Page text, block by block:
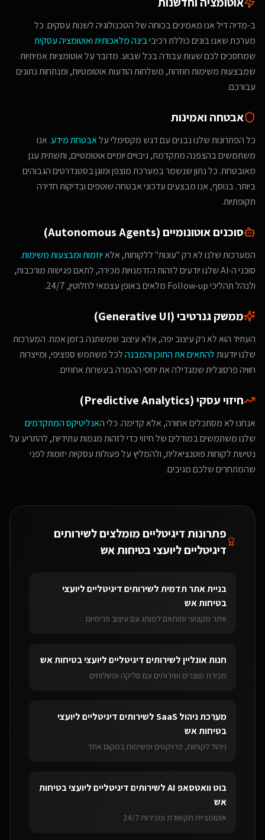
ב-מדיה דיל אנו מאמינים בכוחה של הטכנולוגיה לשנות עסקים. כל
מערכת שאנו בונים כוללת רכיביבינה מלאכותיתואוטומציה עסקית
שמחסכים לכם שעות עבודה בכל שבוע. מדובר על אוטומציות אמיתיות
שמבצעות משימות חוזרות, משלחות הודעות אוטומטיות, ומנתחות נתונים
עבורכם.
אבטחה ואמינות
כל הפתרונות שלנו נבנים עם דגש מקסימלי עלאבטחת מידע. אנו
משתמשים בהצפנה מתקדמת, גיבויים יומיים אוטומטיים, ותשתית ענן
מאובטחת. כל נתון שנשמר במערכת מוצפן ומוגן בסטנדרטים הגבוהים
ביותר. בנוסף, אנו מבצעים עדכוני אבטחה שוטפים ובדיקות חדירה
תקופתיות.
סוכנים אוטונומיים (Autonomous Agents)
המערכות שלנו לא רק "עונות" ללקוחות, אלאיוזמות ומבצעות משימות.
סוכני ה-AI שלנו יודעים לזהות הזדמנויות מכירה, לתאם פגישות מורכבות,
ולנהל תהליכי Follow-up מלאים באופן עצמאי לחלוטין, 24/7.
ממשק גנרטיבי (Generative UI)
העתיד הוא לא רק עיצוב יפה, אלא עיצוב שמשתנה בזמן אמת. המערכות
שלנו יודעותלהתאים את התוכן והמבנהלכל משתמש ספציפי, ומייצרות
חוויה פרסונלית שמגדילה את יחסי ההמרה בעשרות אחוזים.
חיזוי עסקי (Predictive Analytics)
אנחנו לא מסתכלים אחורה, אלא קדימה. כלי האנליטיקס המתקדמים
שלנו משתמשים במודלים של חיזוי כדי לזהות מגמות עתידיות, להתריע על
נטישת לקוחות פוטנציאלית, ולהמליץ על פעולות עסקיות יזומות לפני
שהמתחרים שלכם מגיבים.
פתרונות דיגיטליים מומלצים לשירותים
דיגיטליים ליועצי בטיחות אש
בניית אתר תדמיתלשירותים דיגיטליים ליועצי
בטיחות אש
אתר מקצועי ומותאם למותג עם עיצוב פרימיום
חנות אונלייןלשירותים דיגיטליים ליועצי בטיחות אש
מכירת מוצרים ושירותים עם סליקה ומשלוחים
מערכת ניהול SaaS לשירותים דיגיטליים ליועצי
בטיחות אש
ניהול לקוחות, פרויקטים ומשימות במקום אחד
בוט וואטסאפ AI לשירותים דיגיטליים ליועצי בטיחות
אש
אוטומציית תקשורת ומכירות 24/7